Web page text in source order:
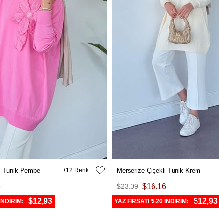
Tunik Pembe 12
$12,93
Merserize Çiçekli Tunik Krem
$16.16
$23.09
YAZ FIRSATI %20 İNDİRİM: $12,93